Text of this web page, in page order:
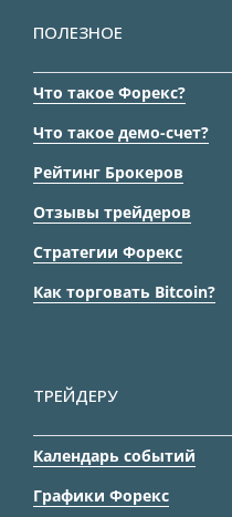
ПОЛЕЗНОЕ
Что такое Форекс?
Что такое демо-счет?
Рейтинг Брокеров
Отзывы трейдеров
Стратегии Форекс
Как торговать Bitcoin?
ТРЕЙДЕРУ
Календарь событий
Графики Форекс